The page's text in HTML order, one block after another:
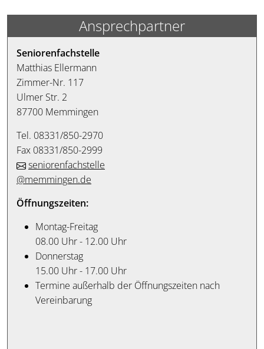
Ansprechpartner
Seniorenfachstelle
Matthias Ellermann
Zimmer-Nr. 117
Ulmer Str. 2
87700 Memmingen
Tel. 08331/850-2970
Fax 08331/850-2999
seniorenfachstelle
@memmingen.de
Öffnungszeiten:
Montag-Freitag
08.00 Uhr - 12.00 Uhr
Donnerstag
15.00 Uhr - 17.00 Uhr
Termine außerhalb der Öffnungszeiten nach
Vereinbarung